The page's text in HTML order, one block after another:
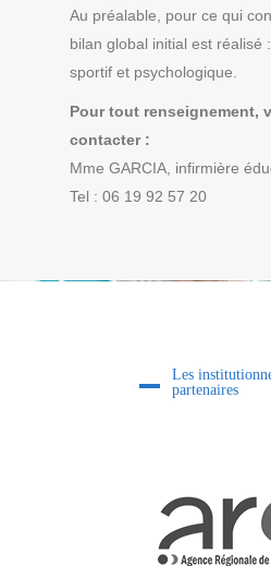
Au préalable, pour ce qui
bilan global initial est réalisé
sportif et psychologique.
Pour tout renseignement,
contacter :
Mme GARCIA, infirmière
Tel : 06 19 92 57 20
Les
partenaires